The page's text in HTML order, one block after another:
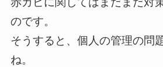
のです。
そうすると、個人の管理の問
ね。